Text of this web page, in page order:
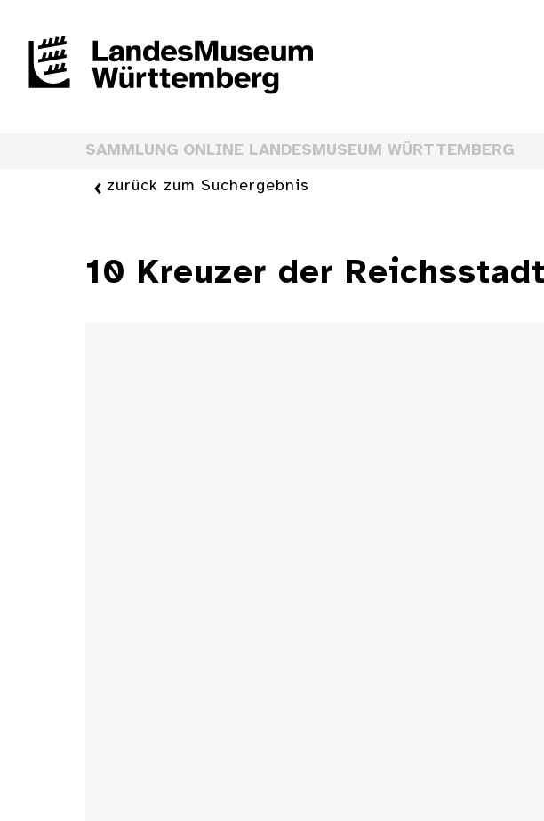
SAMMLUNG ONLINE LANDESMUSEUM WÜRTTEMBERG
zurück zum Suchergebnis
10 Kreuzer der